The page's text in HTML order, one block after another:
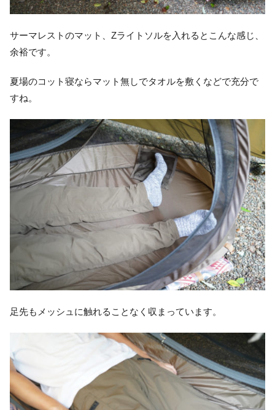
サーマレストのマット、Zライトソルを入れるとこんな感じ、
余裕です。
夏場のコット寝ならマット無しでタオルを敷くなどで充分で
すね。
足先もメッシュに触れることなく収まっています。